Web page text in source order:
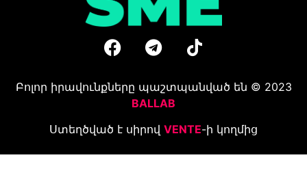
Բոլոր իրավունքները պաշտպանված են © 2023
BALLAB
Ստեղծված է սիրով VENTE-ի կողմից